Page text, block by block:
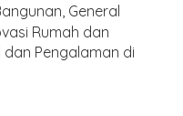
General
Rumah dan
dan Pengalaman di